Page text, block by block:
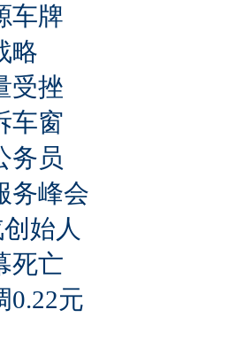
车牌
略
受挫
车窗
务员
务峰会
始人
死亡
0.22元